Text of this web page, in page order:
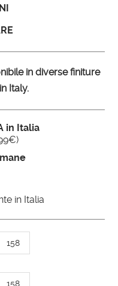
in diverse finiture
Italy.
in Italia
in Italia
158
158